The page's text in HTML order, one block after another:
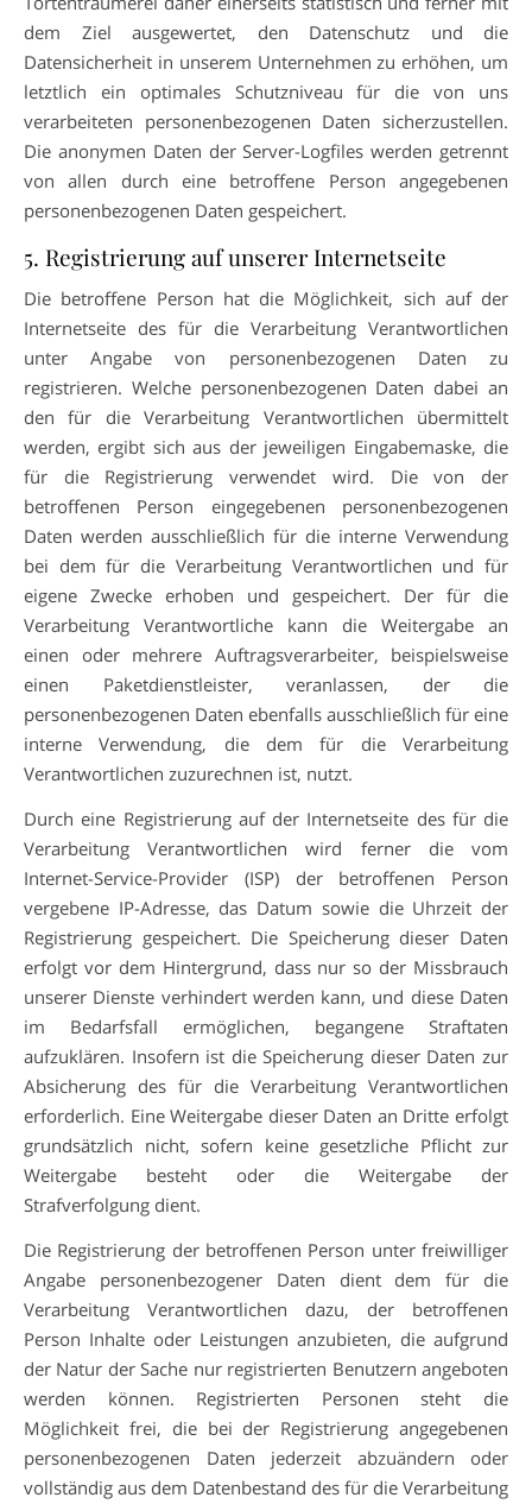
dem Ziel ausgewertet, den Datenschutz und die
Datensicherheit in unserem Unternehmen zu erhöhen, um
letztlich ein optimales Schutzniveau für die von uns
verarbeiteten personenbezogenen Daten sicherzustellen.
Die anonymen Daten der Server-Logfiles werden getrennt
von allen durch eine betroffene Person angegebenen
personenbezogenen Daten gespeichert.
5. Registrierung auf unserer Internetseite
Die betroffene Person hat die Möglichkeit, sich auf der
Internetseite des für die Verarbeitung Verantwortlichen
unter Angabe von personenbezogenen Daten zu
registrieren. Welche personenbezogenen Daten dabei an
den für die Verarbeitung Verantwortlichen übermittelt
werden, ergibt sich aus der jeweiligen Eingabemaske, die
für die Registrierung verwendet wird. Die von der
betroffenen Person eingegebenen personenbezogenen
Daten werden ausschließlich für die interne Verwendung
bei dem für die Verarbeitung Verantwortlichen und für
eigene Zwecke erhoben und gespeichert. Der für die
Verarbeitung Verantwortliche kann die Weitergabe an
einen oder mehrere Auftragsverarbeiter, beispielsweise
einen Paketdienstleister, veranlassen, der die
personenbezogenen Daten ebenfalls ausschließlich für eine
interne Verwendung, die dem für die Verarbeitung
Verantwortlichen zuzurechnen ist, nutzt.
Durch eine Registrierung auf der Internetseite des für die
Verarbeitung Verantwortlichen wird ferner die vom
Internet-Service-Provider (ISP) der betroffenen Person
vergebene IP-Adresse, das Datum sowie die Uhrzeit der
Registrierung gespeichert. Die Speicherung dieser Daten
erfolgt vor dem Hintergrund, dass nur so der Missbrauch
unserer Dienste verhindert werden kann, und diese Daten
im Bedarfsfall ermöglichen, begangene Straftaten
aufzuklären. Insofern ist die Speicherung dieser Daten zur
Absicherung des für die Verarbeitung Verantwortlichen
erforderlich. Eine Weitergabe dieser Daten an Dritte erfolgt
grundsätzlich nicht, sofern keine gesetzliche Pflicht zur
Weitergabe besteht oder die Weitergabe der
Strafverfolgung dient.
Die Registrierung der betroffenen Person unter freiwilliger
Angabe personenbezogener Daten dient dem für die
Verarbeitung Verantwortlichen dazu, der betroffenen
Person Inhalte oder Leistungen anzubieten, die aufgrund
der Natur der Sache nur registrierten Benutzern angeboten
werden können. Registrierten Personen steht die
Möglichkeit frei, die bei der Registrierung angegebenen
personenbezogenen Daten jederzeit abzuändern oder
vollständig aus dem Datenbestand des für die Verarbeitung